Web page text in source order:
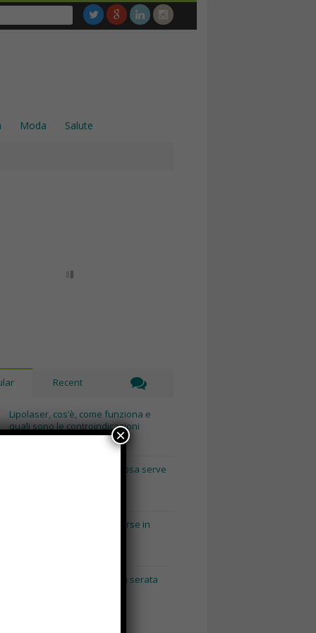
Moda Salute
Recent
Lipolaser, cos’è, come funziona e
quali sono le controindicazioni
Recinto per cani fai da te, cosa serve
Consigli utili per pulire le borse in
Napoli by Night: dai pub alla serata
×